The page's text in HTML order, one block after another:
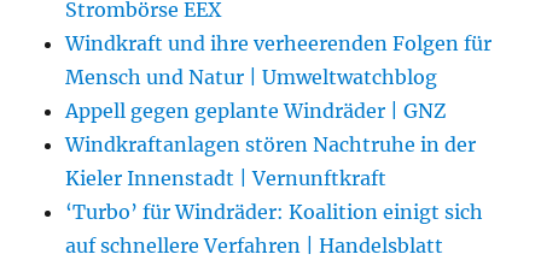
Strombörse EEX
Windkraft und ihre verheerenden Folgen für
Mensch und Natur | Umweltwatchblog
Appell gegen geplante Windräder | GNZ
Windkraftanlagen stören Nachtruhe in der
Kieler Innenstadt | Vernunftkraft
‘Turbo’ für Windräder: Koalition einigt sich
auf schnellere Verfahren | Handelsblatt